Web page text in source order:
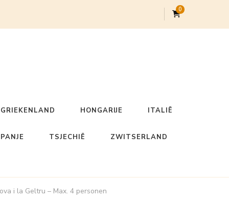
0
GRIEKENLAND HONGARIJE ITALIË
TSJECHIË ZWITSERLAND
i la Geltru – Max. 4 personen